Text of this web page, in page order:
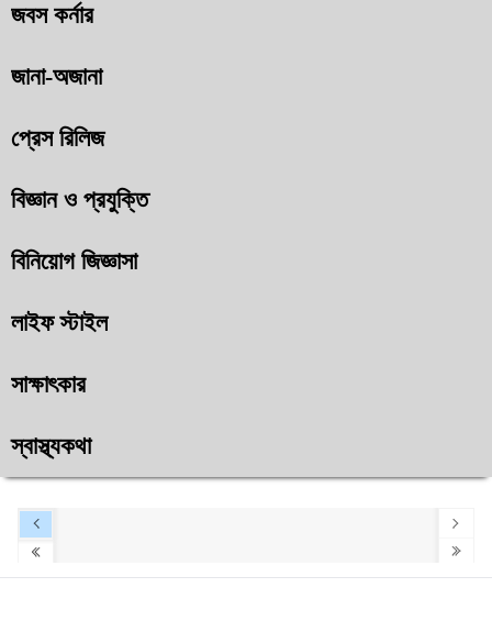
জবস কর্নার
জানা-অজানা
প্রেস রিলিজ
বিজ্ঞান ও প্রযুক্তি
বিনিয়োগ জিজ্ঞাসা
লাইফ স্টাইল
সাক্ষাৎকার
স্বাস্থ্যকথা